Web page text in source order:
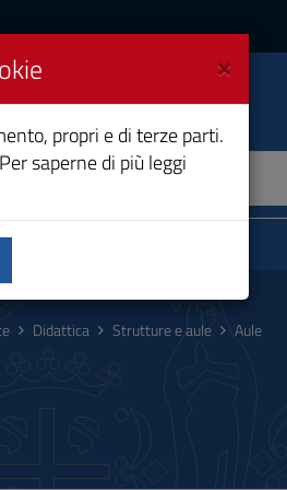
e
Didattica Strutture e aule Aule
×
propri e di terze parti.
saperne di più leggi